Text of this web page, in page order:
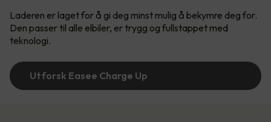
Laderen er laget for å gi deg minst mulig å bekymre deg for.
Den passer til alle elbiler, er trygg og fullstappet med
teknologi.
Utforsk Easee Charge Up